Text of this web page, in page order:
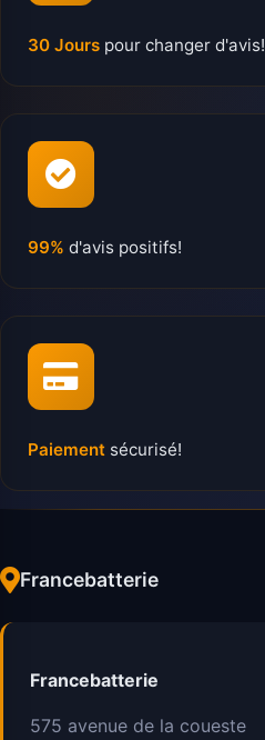
30 Jours pour changer d'avis!
99% d'avis positifs!
Paiement sécurisé!
Francebatterie
Francebatterie
575 avenue de la coueste